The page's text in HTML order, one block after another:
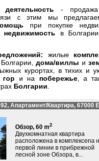
-
с этим мы
при покупке
в
жилые
дома/виллы и
курортах, в тихих и
гор и на побережье, а
Болгарии
Апартамент/Квартира, 67000
Обзор, 60 m2
Двухкомнатная квартира
расположена в комплексеna
первой линии в прибрежной
лесной зоне Обзора, в...